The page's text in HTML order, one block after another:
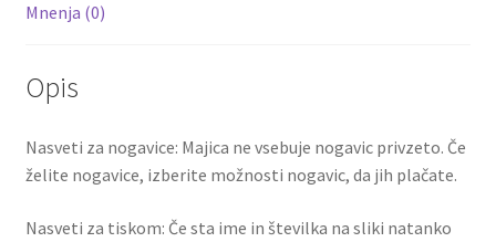
Mnenja (0)
Opis
Nasveti za nogavice: Majica ne vsebuje nogavic privzeto. Če
želite nogavice, izberite možnosti nogavic, da jih plačate.
Nasveti za tiskom: Če sta ime in številka na sliki natanko